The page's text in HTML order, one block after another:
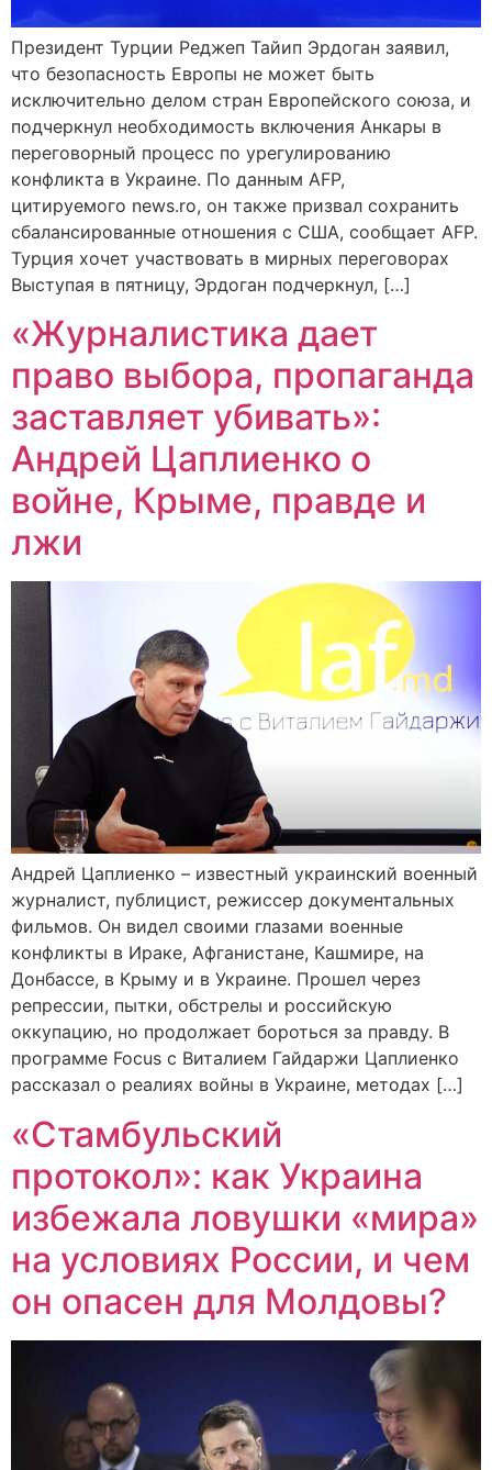
Президент Турции Реджеп Тайип Эрдоган заявил,
что безопасность Европы не может быть
исключительно делом стран Европейского союза, и
подчеркнул необходимость включения Анкары в
переговорный процесс по урегулированию
конфликта в Украине. По данным AFP,
цитируемого news.ro, он также призвал сохранить
сбалансированные отношения с США, сообщает AFP.
Турция хочет участвовать в мирных переговорах
Выступая в пятницу, Эрдоган подчеркнул, […]
«Журналистика дает
право выбора, пропаганда
заставляет убивать»:
Андрей Цаплиенко о
войне, Крыме, правде и
лжи
Андрей Цаплиенко – известный украинский военный
журналист, публицист, режиссер документальных
фильмов. Он видел своими глазами военные
конфликты в Ираке, Афганистане, Кашмире, на
Донбассе, в Крыму и в Украине. Прошел через
репрессии, пытки, обстрелы и российскую
оккупацию, но продолжает бороться за правду. В
программе Focus с Виталием Гайдаржи Цаплиенко
рассказал о реалиях войны в Украине, методах […]
«Стамбульский
протокол»: как Украина
избежала ловушки «мира»
на условиях России, и чем
он опасен для Молдовы?